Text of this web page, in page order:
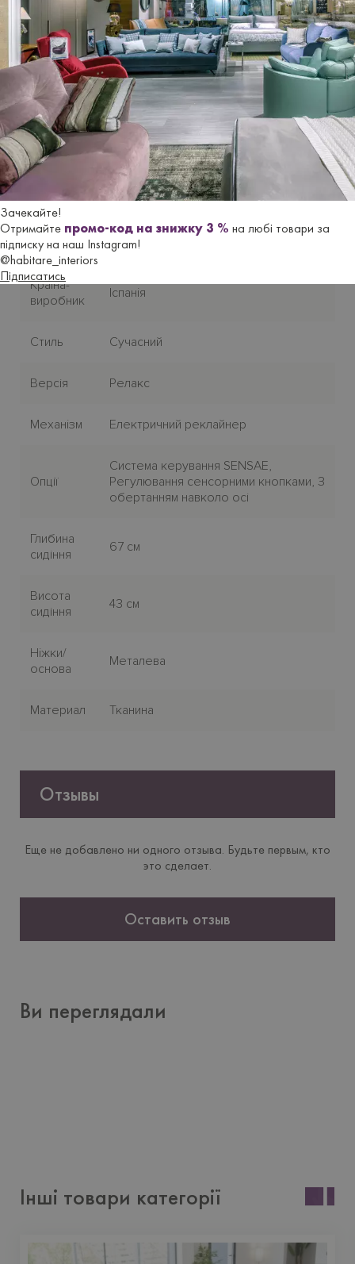
Зачекайте!
Отримайте промо-код на знижку 3 % на любі товари за
підписку на наш Instagram!
@habitare_interiors
Підписатись
зразкам виробника. Усі актуальні зразки оббивки є у
дилерському салонi HABITARE interiors.
Ціна кріслана сайті вказана в оббивці з тканини з
керуванням за допомогою системи SENSAE.
Гарантійний термін- 18 місяців.
Характеристики
Бренд FAMA SOFAS
Країна-
виробник
Iспанiя
Стиль Сучасний
Версія Релакс
Механiзм Електричний реклайнер
Опції
Система керування SENSAE,
Регулювання сенсорними кнопками, З
обертанням навколо осі
Глибина
сидіння
67 см
Висота
сидіння
43 см
Нiжки/
основа
Металева
Материал Тканина
Отзывы
Еще не добавлено ни одного отзыва. Будьте первым, кто
это сделает.
Оставить отзыв
Ви переглядали
Інші товари категорії